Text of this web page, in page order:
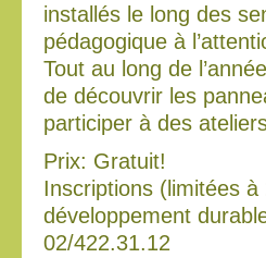
installés le long des
pédagogique à
Tout au long de
de découvrir les
participer à des
Prix: Gratuit!
Inscriptions (limitées
développement
02/422.31.12